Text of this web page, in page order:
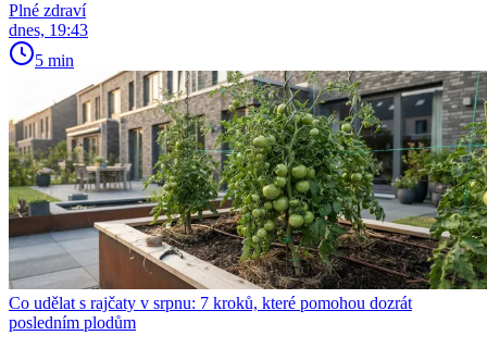
Plné zdraví
dnes, 19:43
5 min
Co udělat s rajčaty v srpnu: 7 kroků, které pomohou dozrát
posledním plodům